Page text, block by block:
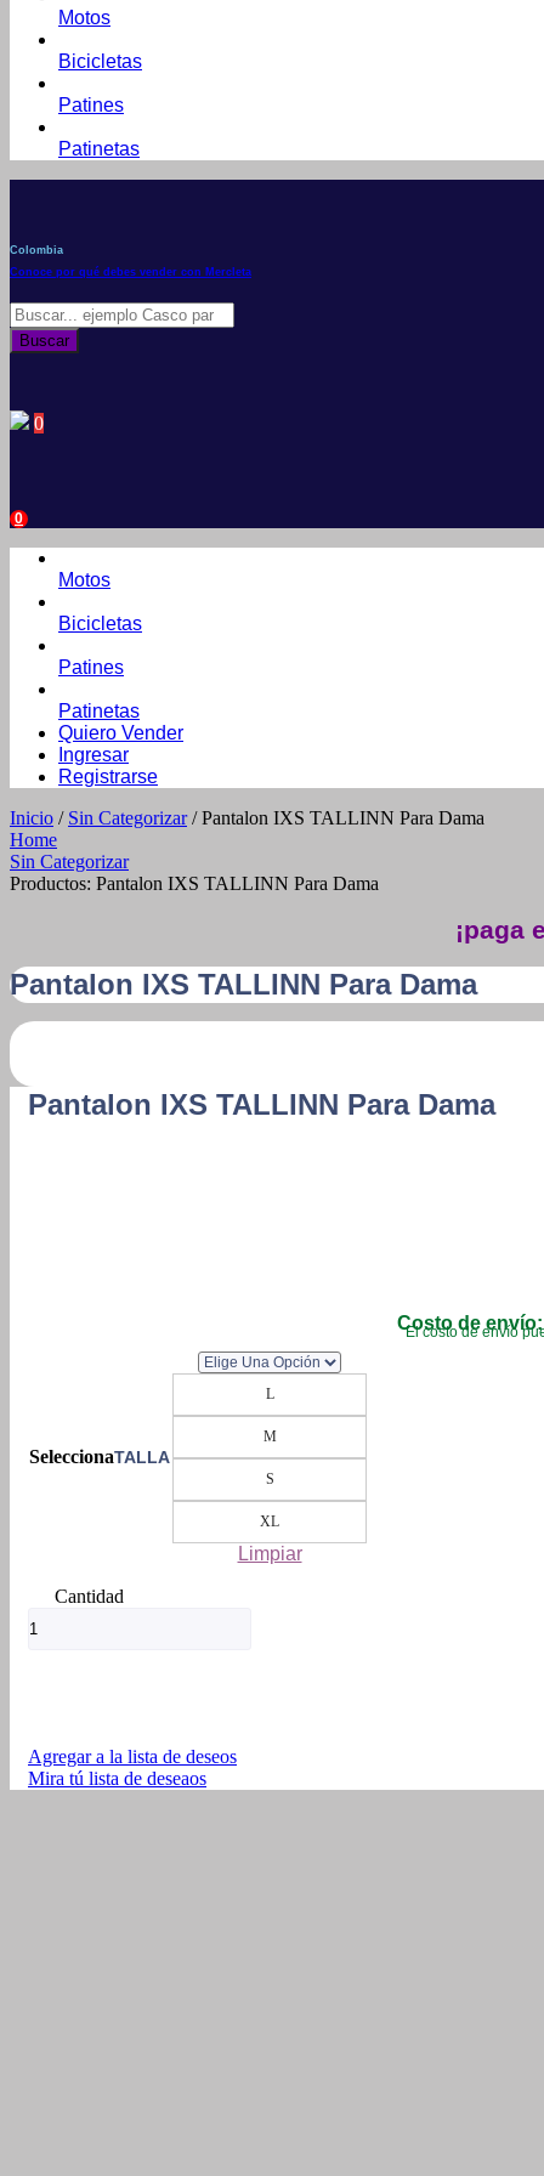
Motos
Bicicletas
Patines
Patinetas
Colombia
Conoce por qué debes vender con Mercleta
Búsqueda
de
productos
Buscar
0
0
Motos
Bicicletas
Patines
Patinetas
Quiero Vender
Ingresar
Registrarse
Inicio / Sin Categorizar/ Pantalon IXS TALLINN Para Dama
Home
Sin Categorizar
Productos: Pantalon IXS TALLINN Para Dama
¡paga
Pantalon IXS TALLINN Para Dama
Pantalon IXS TALLINN Para Dama
Costo de envío:
El costo de envío
TALLA
L
M
S
XL
Limpiar
Pantalon
Agregar a la lista de deseos
Mira tú lista de deseaos